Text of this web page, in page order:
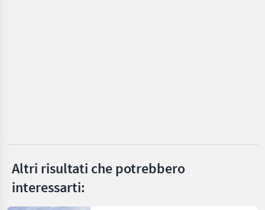
Altri risultati che potrebbero
interessarti: